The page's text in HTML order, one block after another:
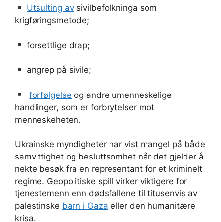
Utsulting av sivilbefolkninga som
krigføringsmetode;
forsettlige drap;
angrep på sivile;
forfølgelse og andre umenneskelige
handlinger, som er forbrytelser mot
menneskeheten.
Ukrainske myndigheter har vist mangel på både
samvittighet og besluttsomhet når det gjelder å
nekte besøk fra en representant for et kriminelt
regime. Geopolitiske spill virker viktigere for
tjenestemenn enn dødsfallene til titusenvis av
palestinske barn i Gaza eller den humanitære
krisa.